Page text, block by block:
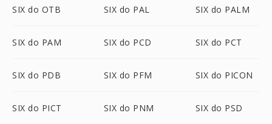
SIX do OTB SIX do PAL SIX do PALM
SIX do PAM SIX do PCD SIX do PCT
SIX do PDB SIX do PFM SIX do PICON
SIX do PICT SIX do PNM SIX do PSD